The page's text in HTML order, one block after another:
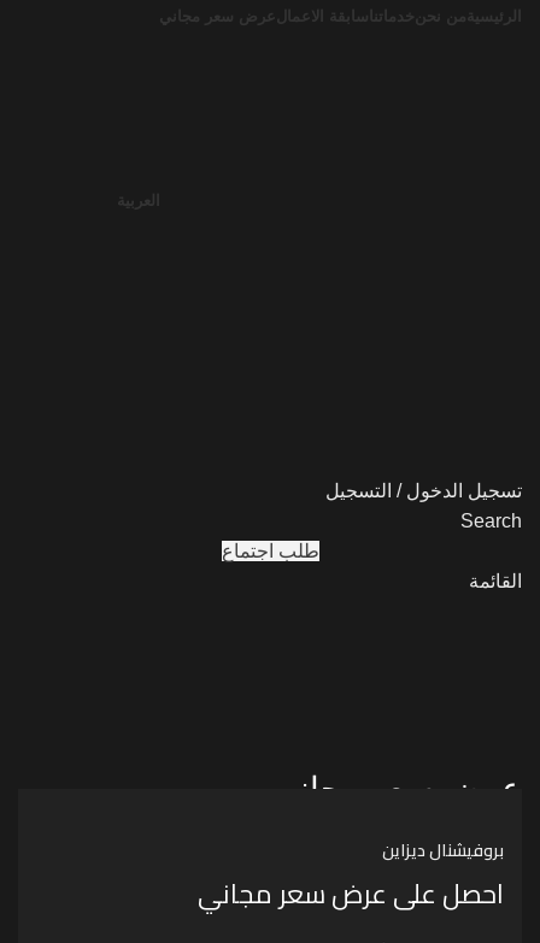
الرئيسية من نحنخدماتنا سابقة الاعمال عرض سعر مجاني
العربية
تسجيل الدخول / التسجيل
Search
طلب اجتماع
القائمة
عرض سعر مجاني
بروفيشنال ديزاين
احصل على عرض سعر مجاني